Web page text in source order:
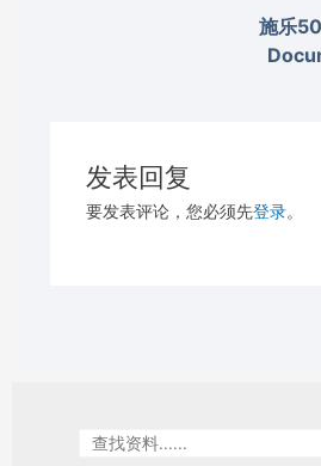
施乐
发表回复
要发表评论，您必须先登录。